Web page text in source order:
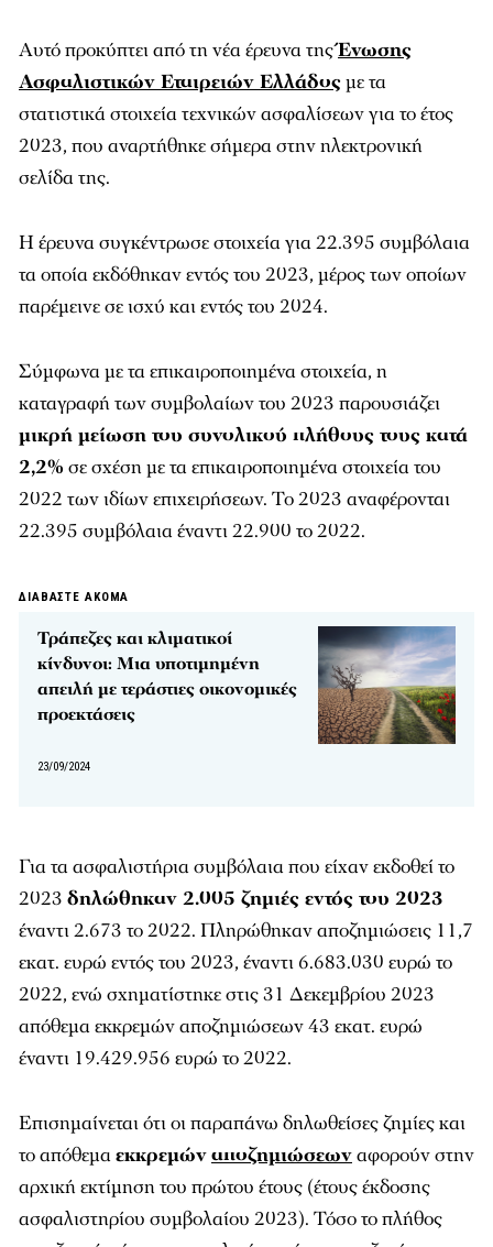
Αυτό προκύπτει από τη νέα έρευνα τηςΈνωσης
Ασφαλιστικών Εταιρειών Ελλάδοςμε τα
στατιστικά στοιχεία τεχνικών ασφαλίσεων για το έτος
2023, που αναρτήθηκε σήμερα στην ηλεκτρονική
σελίδα της.
Η έρευνα συγκέντρωσε στοιχεία για 22.395 συμβόλαια
τα οποία εκδόθηκαν εντός του 2023, μέρος των οποίων
παρέμεινε σε ισχύ και εντός του 2024.
Σύμφωνα με τα επικαιροποιημένα στοιχεία, η
καταγραφή των συμβολαίων του 2023 παρουσιάζει
μικρή μείωση του συνολικού πλήθους τους κατά
2,2% σε σχέση με τα επικαιροποιημένα στοιχεία του
2022 των ιδίων επιχειρήσεων. Το 2023 αναφέρονται
22.395 συμβόλαια έναντι 22.900 το 2022.
ΔΙΑΒΑΣΤΕ ΑΚΟΜΑ
Τράπεζες και κλιματικοί
κίνδυνοι: Μια υποτιμημένη
απειλή με τεράστιες οικονομικές
προεκτάσεις
23/09/2024
Για τα ασφαλιστήρια συμβόλαια που είχαν εκδοθεί το
2023 δηλώθηκαν 2.005 ζημιές εντός του 2023
έναντι 2.673 το 2022. Πληρώθηκαν αποζημιώσεις 11,7
εκατ. ευρώ εντός του 2023, έναντι 6.683.030 ευρώ το
2022, ενώ σχηματίστηκε στις 31 Δεκεμβρίου 2023
απόθεμα εκκρεμών αποζημιώσεων 43 εκατ. ευρώ
έναντι 19.429.956 ευρώ το 2022.
Επισημαίνεται ότι οι παραπάνω δηλωθείσες ζημίες και
το απόθεμαεκκρεμώναποζημιώσεωναφορούν στην
αρχική εκτίμηση του πρώτου έτους (έτους έκδοσης
ασφαλιστηρίου συμβολαίου 2023). Τόσο το πλήθος